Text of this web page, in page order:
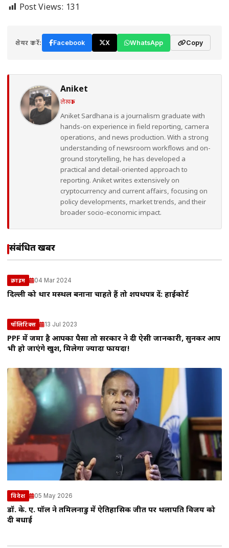
Post Views: 131
शेयर करें: Facebook X WhatsApp Copy
Aniket
लेखक
Aniket Sardhana is a journalism graduate with
hands-on experience in field reporting, camera
operations, and news production. With a strong
understanding of newsroom workflows and on-
ground storytelling, he has developed a
practical and detail-oriented approach to
reporting. Aniket writes extensively on
cryptocurrency and current affairs, focusing on
policy developments, market trends, and their
broader socio-economic impact.
संबंधित खबरें
क्राइम 04 Mar 2024
दिल्ली को थार मरुस्थल बनाना चाहते हैं तो शपथपत्र दें: हाईकोर्ट
पॉलिटिक्स 13 Jul 2023
PPF में जमा है आपका पैसा तो सरकार ने दी ऐसी जानकारी, सुनकर आप
भी हो जाएंगे खुश, मिलेगा ज्यादा फायदा!
विदेश 05 May 2026
डॉ. के. ए. पॉल ने तमिलनाडु में ऐतिहासिक जीत पर थलापति विजय को
दी बधाई